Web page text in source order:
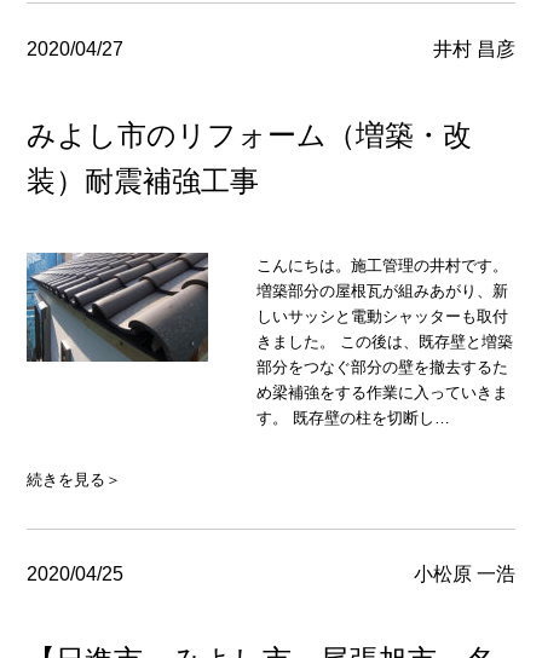
2020/04/27 井村 昌彦
みよし市のリフォーム（増築・改
装）耐震補強工事
こんにちは。施工管理の井村です。
増築部分の屋根瓦が組みあがり、新
しいサッシと電動シャッターも取付
きました。 この後は、既存壁と増築
部分をつなぐ部分の壁を撤去するた
め梁補強をする作業に入っていきま
す。 既存壁の柱を切断し…
続きを見る＞
2020/04/25 小松原 一浩